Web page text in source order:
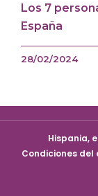
Los 7
España
28/02/2024
Hispania,
Condiciones